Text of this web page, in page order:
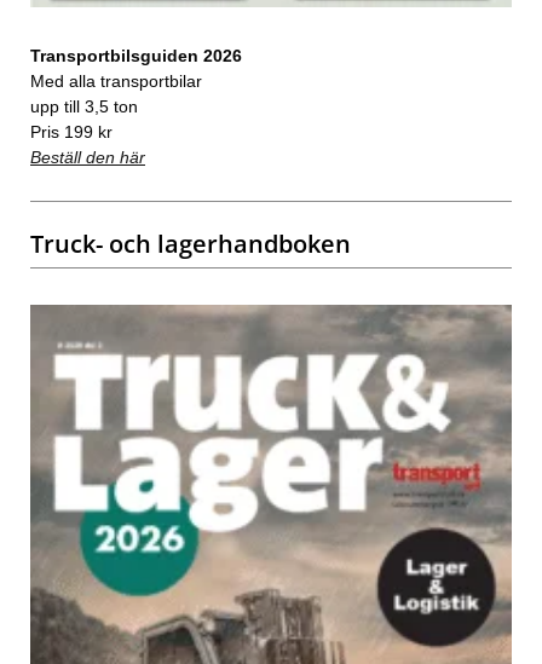
Transportbilsguiden 2026
Med alla transportbilar
upp till 3,5 ton
Pris 199 kr
Beställ den här
Truck- och lagerhandboken